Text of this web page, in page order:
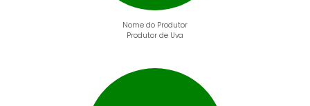
Nome do Produtor
Produtor de Uva